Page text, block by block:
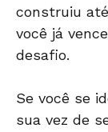
construiu
você já
desafio.
Se você se
sua vez de